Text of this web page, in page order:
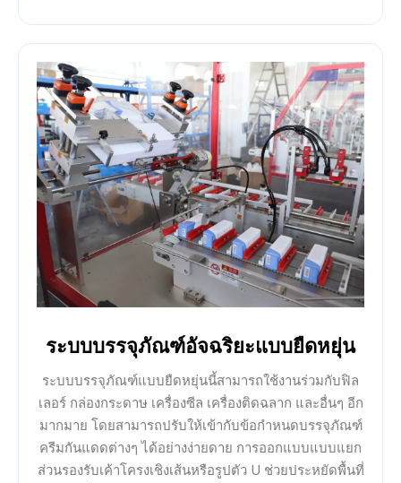
ระบบบรรจุภัณฑ์อัจฉริยะแบบยืดหยุ่น
ระบบบรรจุภัณฑ์แบบยืดหยุ่นนี้สามารถใช้งานร่วมกับฟิล
เลอร์ กล่องกระดาษ เครื่องซีล เครื่องติดฉลาก และอื่นๆ อีก
มากมาย โดยสามารถปรับให้เข้ากับข้อกำหนดบรรจุภัณฑ์
ครีมกันแดดต่างๆ ได้อย่างง่ายดาย การออกแบบแบบแยก
ส่วนรองรับเค้าโครงเชิงเส้นหรือรูปตัว U ช่วยประหยัดพื้นที่